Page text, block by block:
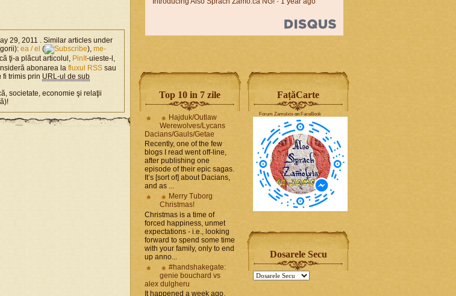
29, 2011 . Similar articles under
ea / el ( ), me-
ţi-a plăcut articolul, PinIt-uieste-l,
abonarea la fluxul RSS sau
fi trimis prin URL-ul de sub
societate, economie şi relaţii
Top 10 in 7 zile
Hajduk/Outlaw
Werewolves/Lycans
Dacians/Gauls/Getae
Recently, one of the few
blogs I read went off-line,
after publishing one
episode of their epic sagas.
It’s [sort of] about Dacians,
and as ...
Merry Tuborg
Christmas!
Christmas is a time of
forced happiness, unmet
expectations - i.e., looking
forward to spend some time
with your family, only to end
up anno...
#handshakegate:
genie bouchard vs
alex dulgheru
It happened a week ago,
FaṭăCarte
Forum Zamolxis on FaceBook
Dosarele Secu